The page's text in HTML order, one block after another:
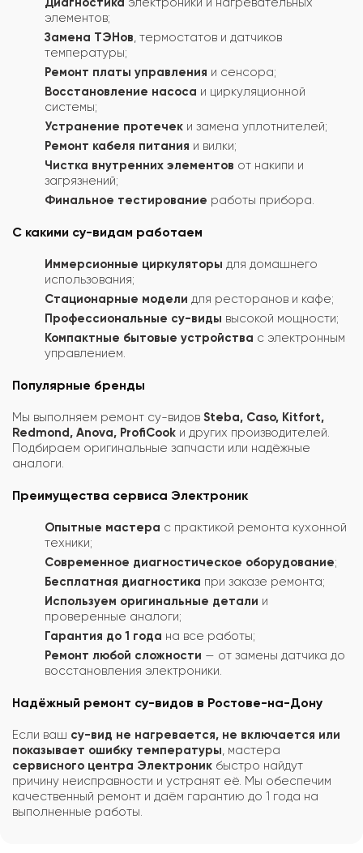
элементов;
Замена ТЭНов , термостатов и датчиков
температуры;
Ремонт платы управления и сенсора;
Восстановление насоса и циркуляционной
системы;
Устранение протечек и замена уплотнителей;
Ремонт кабеля питания и вилки;
Чистка внутренних элементов от накипи и
загрязнений;
Финальное тестирование работы прибора.
С какими су-видам работаем
Иммерсионные циркуляторы для домашнего
использования;
Стационарные модели для ресторанов и кафе;
Профессиональные су-виды высокой мощности;
Компактные бытовые устройства с электронным
управлением.
Популярные бренды
Мы выполняем ремонт су-видов Steba, Caso, Kitfort,
Redmond, Anova, ProfiCook и других производителей.
Подбираем оригинальные запчасти или надёжные
аналоги.
Преимущества сервиса Электроник
Опытные мастера с практикой ремонта кухонной
техники;
Современное диагностическое оборудование;
Бесплатная диагностика при заказе ремонта;
Используем оригинальные детали и
проверенные аналоги;
Гарантия до 1 года на все работы;
Ремонт любой сложности — от замены датчика до
восстановления электроники.
Надёжный ремонт су-видов в Ростове-на-Дону
Если ваш су-вид не нагревается, не включается или
показывает ошибку температуры , мастера
сервисного центра Электроник быстро найдут
причину неисправности и устранят её. Мы обеспечим
качественный ремонт и даём гарантию до 1 года на
выполненные работы.